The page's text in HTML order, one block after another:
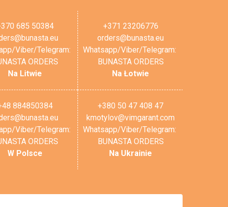
685 50384
Viber/Telegram:
ORDERS
Na Litwie
+371 23206776
orders@bunasta.eu
Whatsapp/Viber/Telegram:
BUNASTA ORDERS
Na Łotwie
884850384
Viber/Telegram:
ORDERS
W Polsce
+380 50 47 408 47
kmotylov@vimgarant.com
Whatsapp/Viber/Telegram:
BUNASTA ORDERS
Na Ukrainie